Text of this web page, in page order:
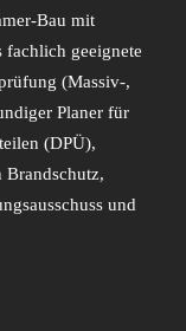
Bau mit
fachlich geeignete
(Massiv-,
Planer für
(DPÜ),
Brandschutz,
und